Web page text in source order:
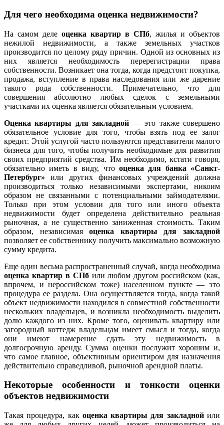
Для чего необходима оценка недвижимости?
На самом деле оценка квартир в СПб, жилья и объектов
нежилой недвижимости, а также земельных участков
производится по целому ряду причин. Одной из основных из
них является необходимость перерегистрации права
собственности. Возникает она тогда, когда предстоит покупка,
продажа, вступление в права наследования или же дарение
такого рода собственности. Примечательно, что для
совершения абсолютно любых сделок с земельными
участками их оценка является обязательным условием.
Оценка квартиры для закладной — это также совершено
обязательное условие для того, чтобы взять под ее залог
кредит. Этой услугой часто пользуются представители малого
бизнеса для того, чтобы получить необходимые для развития
своих предприятий средства. Им необходимо, кстати говоря,
обязательно иметь в виду, что оценка для банка «Санкт-
Петербург» или других финансовых учреждений должна
производиться только независимыми экспертами, никоим
образом не связанными с потенциальными займодателями.
Только при этом условии для того или иного объекта
недвижимости будет определена действительно реальная
рыночная, а не существенно заниженная стоимость. Таким
образом, независимаяоценка квартиры для закладной
позволяет ее собственнику получить максимально возможную
сумму кредита.
Еще один весьма распространенный случай, когда необходима
оценка квартир в СПбили любом другом российском (как,
впрочем, и нероссийском тоже) населенном пункте — это
процедура ее раздела. Она осуществляется тогда, когда такой
объект недвижимости находился в совместной собственности
нескольких владельцев, и возникла необходимость выделить
долю каждого из них. Кроме того, оценивать квартиру или
загородный коттедж владельцам имеет смысл и тогда, когда
они имеют намерение сдать эту недвижимость в
долгосрочную аренду. Сумма оценки послужит хорошим и,
что самое главное, объективным ориентиром для назначения
действительно справедливой, рыночной арендной платы.
Некоторые особенности и тонкости оценки
объектов недвижимости
Такая процедура, как оценка квартиры для закладнойили